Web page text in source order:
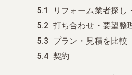
リフォーム業者探し
打ち合わせ・要望整
プラン・見積を比較
契約